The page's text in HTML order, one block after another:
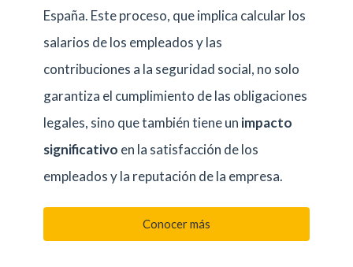
España. Este proceso, que implica calcular los
salarios de los empleados y las
contribuciones a la seguridad social, no solo
garantiza el cumplimiento de las obligaciones
legales, sino que también tiene un impacto
significativo en la satisfacción de los
empleados y la reputación de la empresa.
Conocer más